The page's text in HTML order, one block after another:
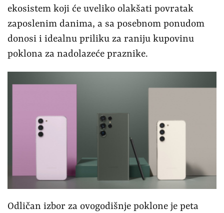
ekosistem koji će uveliko olakšati povratak
zaposlenim danima, a sa posebnom ponudom
donosi i idealnu priliku za raniju kupovinu
poklona za nadolazeće praznike.
Odličan izbor za ovogodišnje poklone je peta